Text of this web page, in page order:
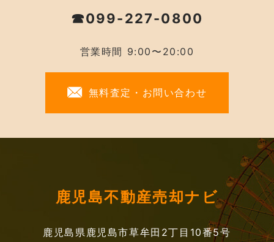
☎099-227-0800
営業時間 9:00〜20:00
無料査定・お問い合わせ
鹿児島不動産売却ナビ
鹿児島県鹿児島市草牟田2丁目10番5号